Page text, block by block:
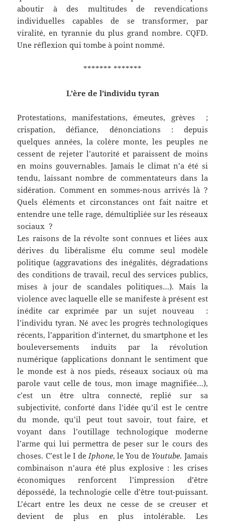
aboutir à des multitudes de revendications
individuelles capables de se transformer, par
viralité, en tyrannie du plus grand nombre. CQFD.
Une réflexion qui tombe à point nommé.
******* *******
L’ère de l’individu tyran
Protestations, manifestations, émeutes, grèves ;
crispation, défiance, dénonciations : depuis
quelques années, la colère monte, les peuples ne
cessent de rejeter l’autorité et paraissent de moins
en moins gouvernables. Jamais le climat n’a été si
tendu, laissant nombre de commentateurs dans la
sidération. Comment en sommes-nous arrivés là ?
Quels éléments et circonstances ont fait naitre et
entendre une telle rage, démultipliée sur les réseaux
sociaux ?
Les raisons de la révolte sont connues et liées aux
dérives du libéralisme élu comme seul modèle
politique (aggravations des inégalités, dégradations
des conditions de travail, recul des services publics,
mises à jour de scandales politiques…). Mais la
violence avec laquelle elle se manifeste à présent est
inédite car exprimée par un sujet nouveau :
l’individu tyran. Né avec les progrès technologiques
récents, l’apparition d’internet, du smartphone et les
bouleversements induits par la révolution
numérique (applications donnant le sentiment que
le monde est à nos pieds, réseaux sociaux où ma
parole vaut celle de tous, mon image magnifiée…),
c’est un être ultra connecté, replié sur sa
subjectivité, conforté dans l’idée qu’il est le centre
du monde, qu’il peut tout savoir, tout faire, et
voyant dans l’outillage technologique moderne
l’arme qui lui permettra de peser sur le cours des
choses. C’est le I deIphone, le You de Youtube. Jamais
combinaison n’aura été plus explosive : les crises
économiques renforcent l’impression d’être
dépossédé, la technologie celle d’être tout-puissant.
L’écart entre les deux ne cesse de se creuser et
devient de plus en plus intolérable. Les